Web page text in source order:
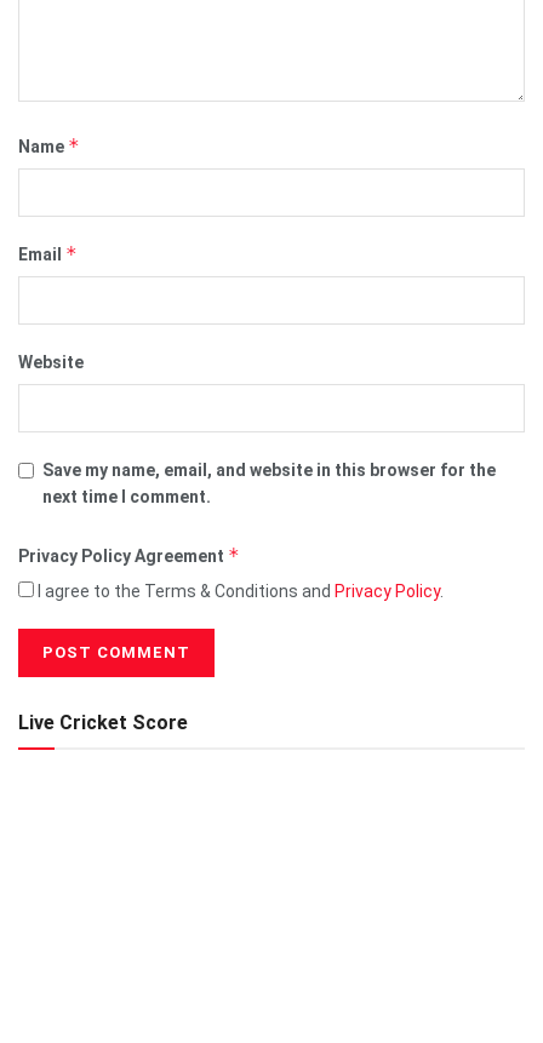
Name *
Email *
Website
Save my name, email, and website in this browser for the
next time I comment.
Privacy Policy Agreement *
I agree to the Terms & Conditions and Privacy Policy.
Live Cricket Score